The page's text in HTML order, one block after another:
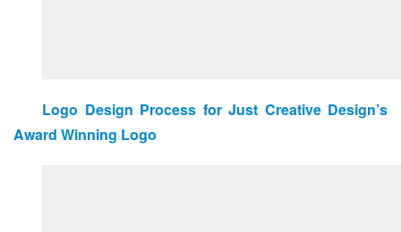
Logo Design Process for Just Creative Design’s
Award Winning Logo